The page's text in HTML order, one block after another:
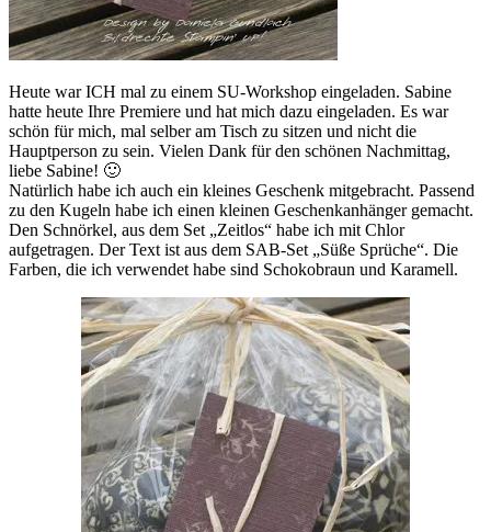
Heute war ICH mal zu einem SU-Workshop eingeladen. Sabine
hatte heute Ihre Premiere und hat mich dazu eingeladen. Es war
schön für mich, mal selber am Tisch zu sitzen und nicht die
Hauptperson zu sein. Vielen Dank für den schönen Nachmittag,
liebe Sabine! 🙂
Natürlich habe ich auch ein kleines Geschenk mitgebracht. Passend
zu den Kugeln habe ich einen kleinen Geschenkanhänger gemacht.
Den Schnörkel, aus dem Set „Zeitlos“ habe ich mit Chlor
aufgetragen. Der Text ist aus dem SAB-Set „Süße Sprüche“. Die
Farben, die ich verwendet habe sind Schokobraun und Karamell.